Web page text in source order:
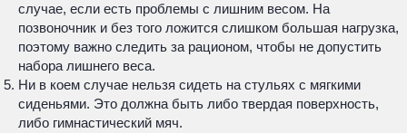
случае, если есть проблемы с лишним весом. На
позвоночник и без того ложится слишком большая нагрузка,
поэтому важно следить за рационом, чтобы не допустить
набора лишнего веса.
Ни в коем случае нельзя сидеть на стульях с мягкими
сиденьями. Это должна быть либо твердая поверхность,
либо гимнастический мяч.